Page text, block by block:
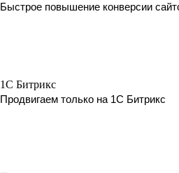
Быстрое повышение конверсии
1C Битрикс
Продвигаем только на 1С Битрикс